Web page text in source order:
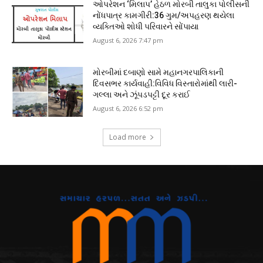
ઓપરેશન ‘મિલાપ’ હેઠળ મોરબી તાલુકા પોલીસની
નોંધપાત્ર કામગીરી:36 ગુમ/અપહરણ થયેલા
વ્યક્તિઓ શોધી પરિવારને સોંપાયા
August 6, 2026 7:47 pm
મોરબીમાં દબાણો સામે મહાનગરપાલિકાની
દિવસભર કાર્યવાહી:વિવિધ વિસ્તારોમાંથી લારી-
ગલ્લા અને ઝૂંપડપટ્ટી દૂર કરાઈ
August 6, 2026 6:52 pm
Load more